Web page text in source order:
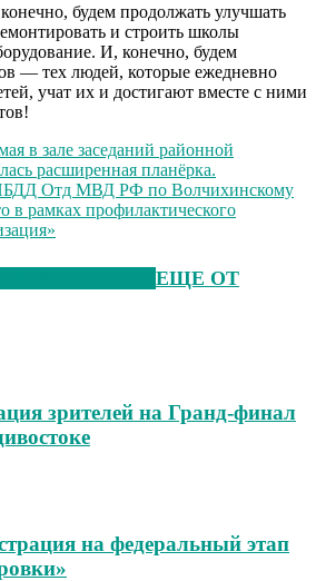
будем продолжать улучшать
и строить школы
И, конечно, будем
— тех людей, которые ежедневно
учат их и достигают вместе с ними
в зале заседаний районной
расширенная планёрка.
Отд МВД РФ по Волчихинскому
в рамках профилактического
ЕЩЕ ОТ
зрителей на Гранд-финал
на федеральный этап